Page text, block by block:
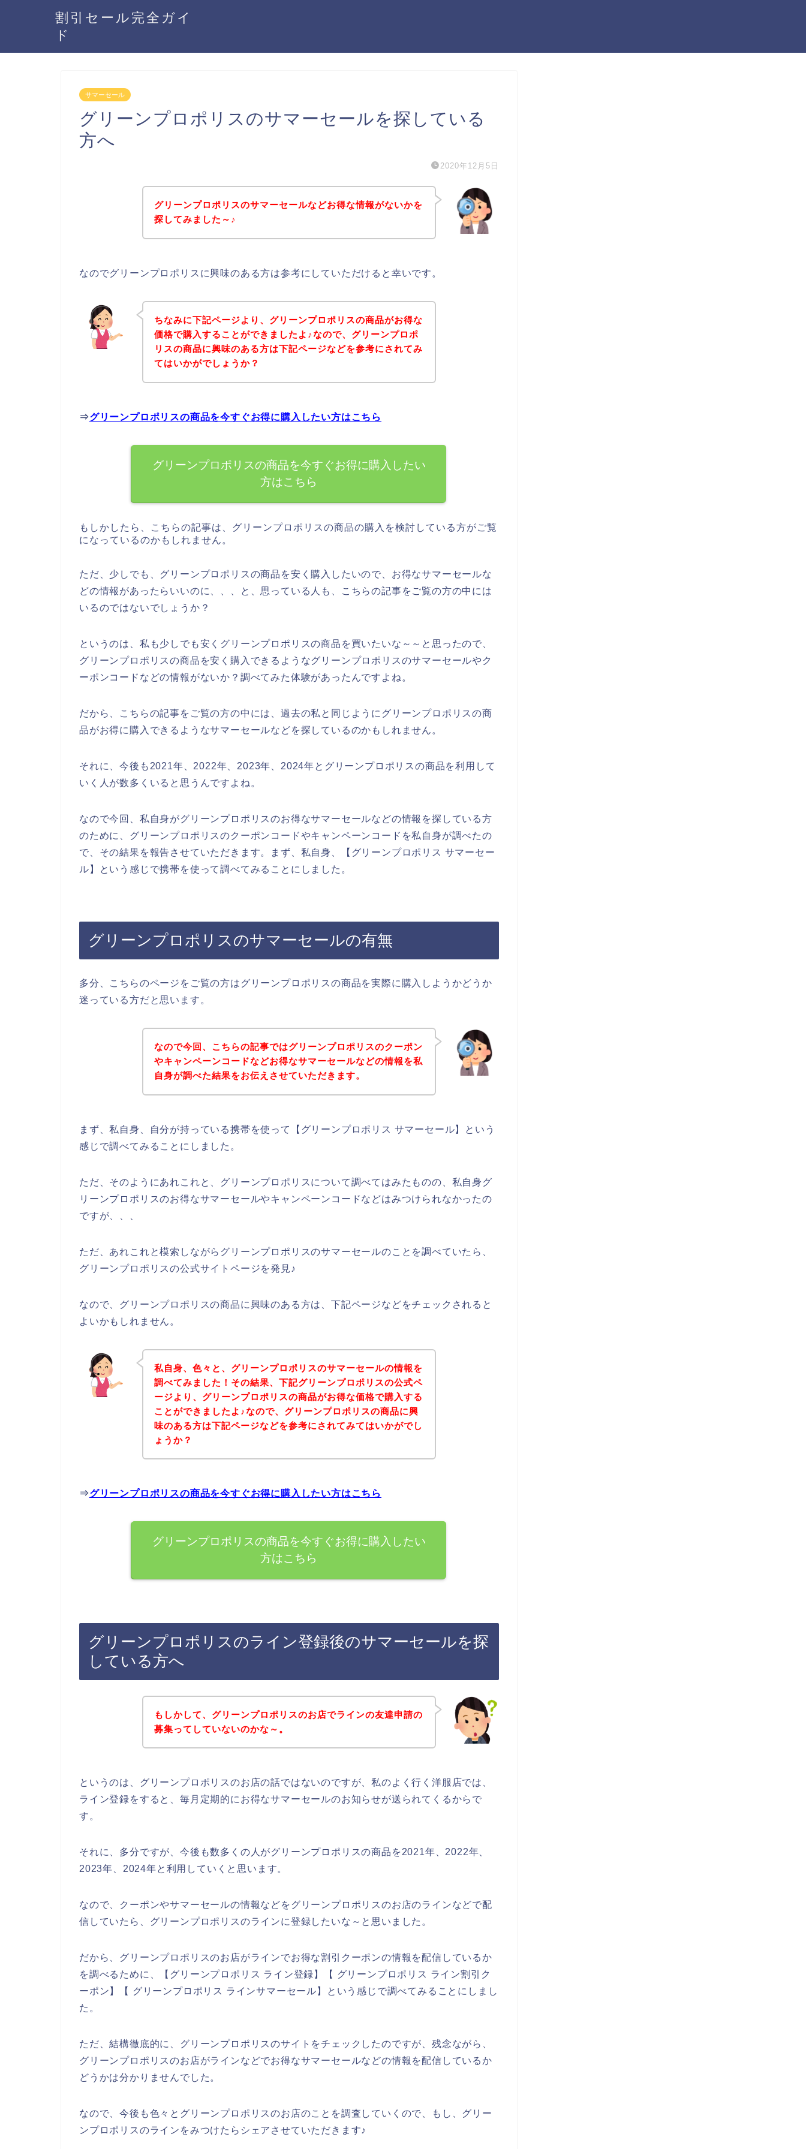
割引セール完全ガイ
ド
サマーセール
グリーンプロポリスのサマーセールを探している
方へ
2020年12月5日
グリーンプロポリスのサマーセールなどお得な情報がないかを
探してみました～♪
なのでグリーンプロポリスに興味のある方は参考にしていただけると幸いです。
ちなみに下記ページより、グリーンプロポリスの商品がお得な
価格で購入することができましたよ♪なので、グリーンプロポ
リスの商品に興味のある方は下記ページなどを参考にされてみ
てはいかがでしょうか？
⇒グリーンプロポリスの商品を今すぐお得に購入したい方はこちら
グリーンプロポリスの商品を今すぐお得に購入したい
方はこちら
もしかしたら、こちらの記事は、グリーンプロポリスの商品の購入を検討している方がご覧
になっているのかもしれません。
ただ、少しでも、グリーンプロポリスの商品を安く購入したいので、お得なサマーセールな
どの情報があったらいいのに、、、と、思っている人も、こちらの記事をご覧の方の中には
いるのではないでしょうか？
というのは、私も少しでも安くグリーンプロポリスの商品を買いたいな～～と思ったので、
グリーンプロポリスの商品を安く購入できるようなグリーンプロポリスのサマーセールやク
ーポンコードなどの情報がないか？調べてみた体験があったんですよね。
だから、こちらの記事をご覧の方の中には、過去の私と同じようにグリーンプロポリスの商
品がお得に購入できるようなサマーセールなどを探しているのかもしれません。
それに、今後も2021年、2022年、2023年、2024年とグリーンプロポリスの商品を利用して
いく人が数多くいると思うんですよね。
なので今回、私自身がグリーンプロポリスのお得なサマーセールなどの情報を探している方
のために、グリーンプロポリスのクーポンコードやキャンペーンコードを私自身が調べたの
で、その結果を報告させていただきます。まず、私自身、【グリーンプロポリス サマーセー
ル】という感じで携帯を使って調べてみることにしました。
グリーンプロポリスのサマーセールの有無
多分、こちらのページをご覧の方はグリーンプロポリスの商品を実際に購入しようかどうか
迷っている方だと思います。
なので今回、こちらの記事ではグリーンプロポリスのクーポン
やキャンペーンコードなどお得なサマーセールなどの情報を私
自身が調べた結果をお伝えさせていただきます。
まず、私自身、自分が持っている携帯を使って【グリーンプロポリス サマーセール】という
感じで調べてみることにしました。
ただ、そのようにあれこれと、グリーンプロポリスについて調べてはみたものの、私自身グ
リーンプロポリスのお得なサマーセールやキャンペーンコードなどはみつけられなかったの
ですが、、、
ただ、あれこれと模索しながらグリーンプロポリスのサマーセールのことを調べていたら、
グリーンプロポリスの公式サイトページを発見♪
なので、グリーンプロポリスの商品に興味のある方は、下記ページなどをチェックされると
よいかもしれません。
私自身、色々と、グリーンプロポリスのサマーセールの情報を
調べてみました！その結果、下記グリーンプロポリスの公式ペ
ージより、グリーンプロポリスの商品がお得な価格で購入する
ことができましたよ♪なので、グリーンプロポリスの商品に興
味のある方は下記ページなどを参考にされてみてはいかがでし
ょうか？
⇒グリーンプロポリスの商品を今すぐお得に購入したい方はこちら
グリーンプロポリスの商品を今すぐお得に購入したい
方はこちら
グリーンプロポリスのライン登録後のサマーセールを探
している方へ
もしかして、グリーンプロポリスのお店でラインの友達申請の
募集ってしていないのかな～。
というのは、グリーンプロポリスのお店の話ではないのですが、私のよく行く洋服店では、
ライン登録をすると、毎月定期的にお得なサマーセールのお知らせが送られてくるからで
す。
それに、多分ですが、今後も数多くの人がグリーンプロポリスの商品を2021年、2022年、
2023年、2024年と利用していくと思います。
なので、クーポンやサマーセールの情報などをグリーンプロポリスのお店のラインなどで配
信していたら、グリーンプロポリスのラインに登録したいな～と思いました。
だから、グリーンプロポリスのお店がラインでお得な割引クーポンの情報を配信しているか
を調べるために、【グリーンプロポリス ライン登録】【 グリーンプロポリス ライン割引ク
ーポン】【 グリーンプロポリス ラインサマーセール】という感じで調べてみることにしまし
た。
ただ、結構徹底的に、グリーンプロポリスのサイトをチェックしたのですが、残念ながら、
グリーンプロポリスのお店がラインなどでお得なサマーセールなどの情報を配信しているか
どうかは分かりませんでした。
なので、今後も色々とグリーンプロポリスのお店のことを調査していくので、もし、グリー
ンプロポリスのラインをみつけたらシェアさせていただきます♪